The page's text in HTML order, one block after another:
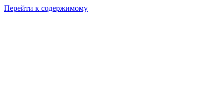
Перейти к содержимому